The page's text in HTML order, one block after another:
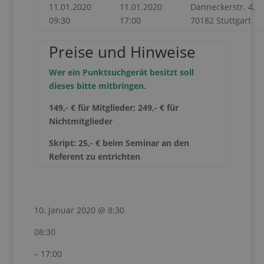
11.01.2020
09:30
11.01.2020
17:00
Danneckerstr. 4,
70182 Stuttgart
Preise und Hinweise
Wer ein Punktsuchgerät besitzt soll
dieses bitte mitbringen.
149,- € für Mitglieder; 249,- € für
Nichtmitglieder
Skript: 25,- € beim Seminar an den
Referent zu entrichten
10. Januar 2020 @ 8:30
08:30
– 17:00